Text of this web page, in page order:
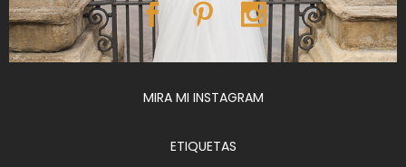
MIRA MI INSTAGRAM
ETIQUETAS